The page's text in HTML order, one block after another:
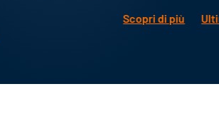
Scopri di più Ultima